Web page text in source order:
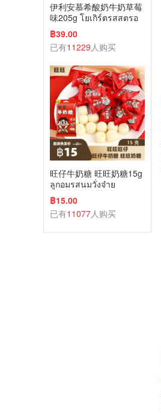
伊利安慕希酸奶牛奶草莓
味205g โยเกิร์ตรสสตรอ
เบอร์รี่ 205g
฿39.00
已有11229人购买
旺仔牛奶糖 旺旺奶糖15g
ลูกอมรสนมวั่งจ๋าย
฿15.00
已有11077人购买